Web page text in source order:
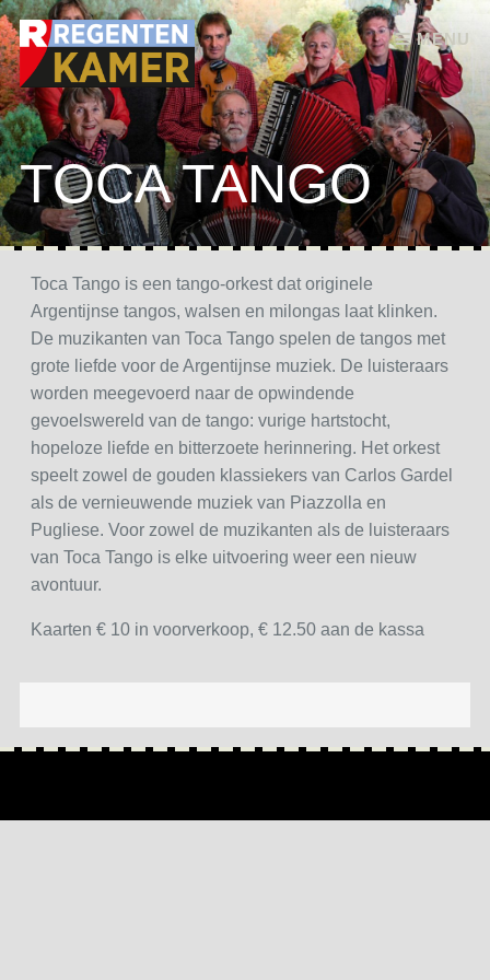
MENU
Skip to content
TOCA TANGO
Toca Tango is een tango-orkest dat originele
Argentijnse tangos, walsen en milongas laat klinken.
De muzikanten van Toca Tango spelen de tangos met
grote liefde voor de Argentijnse muziek. De luisteraars
worden meegevoerd naar de opwindende
gevoelswereld van de tango: vurige hartstocht,
hopeloze liefde en bitterzoete herinnering. Het orkest
speelt zowel de gouden klassiekers van Carlos Gardel
als de vernieuwende muziek van Piazzolla en
Pugliese. Voor zowel de muzikanten als de luisteraars
van Toca Tango is elke uitvoering weer een nieuw
avontuur.
Kaarten € 10 in voorverkoop, € 12.50 aan de kassa